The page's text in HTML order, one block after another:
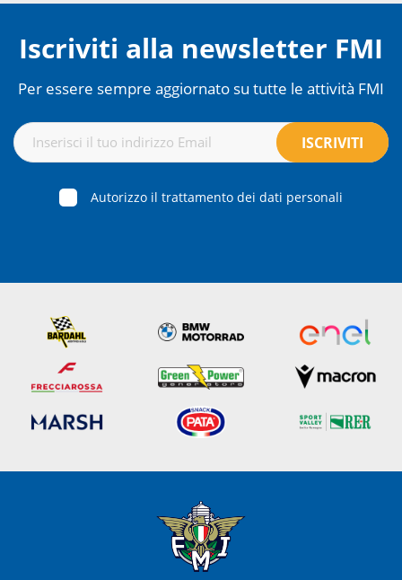
Iscriviti alla newsletter FMI
Per essere sempre aggiornato su tutte le attività FMI
Autorizzo il trattamento dei dati personali